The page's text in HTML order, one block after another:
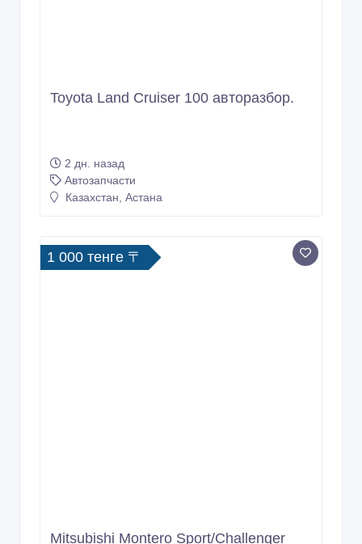
Toyota Land Cruiser 100 авторазбор.
2 дн. назад
Автозапчасти
Казахстан, Астана
1 000 тенге 〒
Mitsubishi Montero Sport/Challenger